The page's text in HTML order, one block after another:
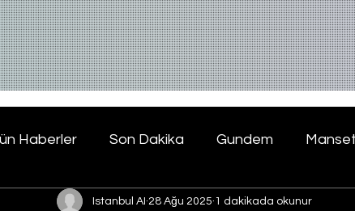
Haberler Son Dakika Gundem Manset
Istanbul AI 28 Ağu 2025 1 dakikada okunur